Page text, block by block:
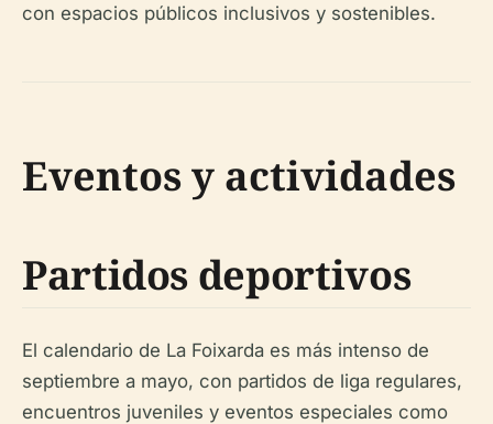
con espacios públicos inclusivos y sostenibles.
Eventos y actividades
Partidos deportivos
El calendario de La Foixarda es más intenso de
septiembre a mayo, con partidos de liga regulares,
encuentros juveniles y eventos especiales como